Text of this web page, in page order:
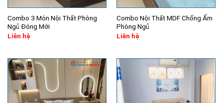
Combo 3 Món Nội Thất Phòng
Ngủ Đóng Mới
Liên hệ
Combo Nội Thất MDF Chống Ẩm
Phòng Ngủ
Liên hệ